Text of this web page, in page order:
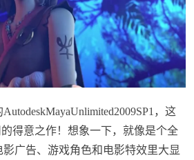
，这
得意之作！想象一下，就像是个全
广告、游戏角色和电影特效里大显